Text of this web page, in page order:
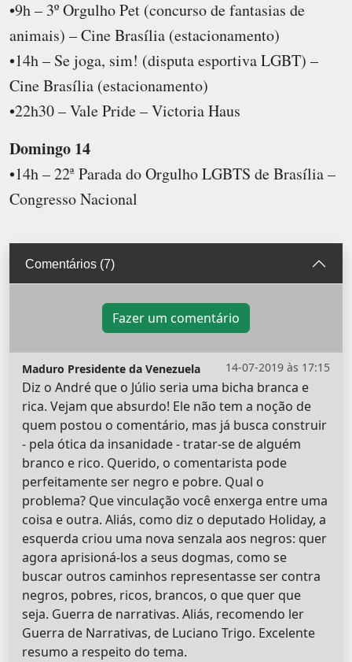
•9h – 3º Orgulho Pet (concurso de fantasias de
animais) – Cine Brasília (estacionamento)
•14h – Se joga, sim! (disputa esportiva LGBT) –
Cine Brasília (estacionamento)
•22h30 – Vale Pride – Victoria Haus
Domingo 14
•14h – 22ª Parada do Orgulho LGBTS de Brasília –
Congresso Nacional
Comentários (7)
Fazer um comentário
14-07-2019 às 17:15
Maduro Presidente da Venezuela
Diz o André que o Júlio seria uma bicha branca e
rica. Vejam que absurdo! Ele não tem a noção de
quem postou o comentário, mas já busca construir
- pela ótica da insanidade - tratar-se de alguém
branco e rico. Querido, o comentarista pode
perfeitamente ser negro e pobre. Qual o
problema? Que vinculação você enxerga entre uma
coisa e outra. Aliás, como diz o deputado Holiday, a
esquerda criou uma nova senzala aos negros: quer
agora aprisioná-los a seus dogmas, como se
buscar outros caminhos representasse ser contra
negros, pobres, ricos, brancos, o que quer que
seja. Guerra de narrativas. Aliás, recomendo ler
Guerra de Narrativas, de Luciano Trigo. Excelente
resumo a respeito do tema.